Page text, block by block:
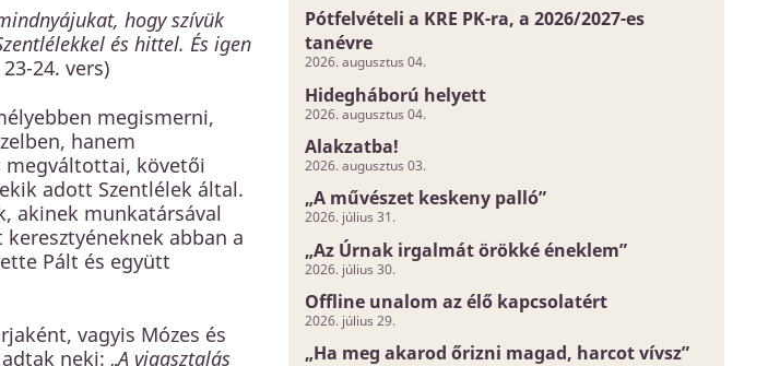
hogy szívük
és hittel. És igen
24. vers)
megismerni,
hanem
megváltottai, követői
adott Szentlélek által.
akinek munkatársával
abban a
Pált és együtt
vagyis Mózes és
neki: „A vigasztalás
Pótfelvételi a KRE PK-ra, a 2026/2027-es
tanévre
2026. augusztus 04.
Hidegháború helyett
2026. augusztus 04.
Alakzatba!
2026. augusztus 03.
„A művészet keskeny palló”
2026. július 31.
„Az Úrnak irgalmát örökké éneklem”
2026. július 30.
Offline unalom az élő kapcsolatért
2026. július 29.
„Ha meg akarod őrizni magad, harcot vívsz”